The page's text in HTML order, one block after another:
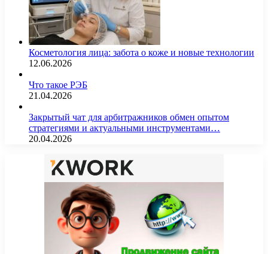
Косметология лица: забота о коже и новые технологии
12.06.2026
Что такое РЭБ
21.04.2026
Закрытый чат для арбитражников обмен опытом
стратегиями и актуальными инструментами…
20.04.2026